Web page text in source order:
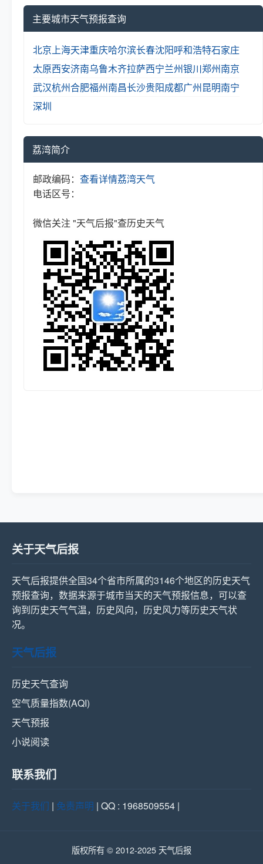
主要城市天气预报查询
北京上海天津重庆哈尔滨长春沈阳呼和浩特石家庄
太原西安济南乌鲁木齐拉萨西宁兰州银川郑州南京
武汉杭州合肥福州南昌长沙贵阳成都广州昆明南宁
深圳
荔湾简介
邮政编码：
电话区号：
查看详情荔湾天气
微信关注 "天气后报"查历史天气
关于天气后报
天气后报提供全国34个省市所属的3146个地区的历史天气
预报查询，数据来源于城市当天的天气预报信息，可以查
询到历史天气气温，历史风向，历史风力等历史天气状
况。
天气后报
历史天气查询
空气质量指数(AQI)
天气预报
小说阅读
联系我们
关于我们 | 免责声明 | QQ : 1968509554 |
版权所有 © 2012-2025 天气后报